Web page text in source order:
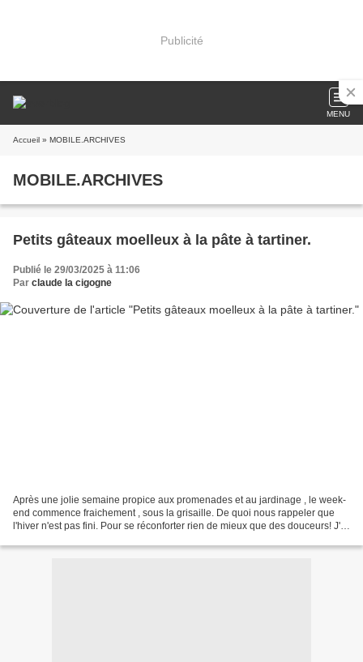
Publicité
MENU
Accueil » MOBILE.ARCHIVES
MOBILE.ARCHIVES
Petits gâteaux moelleux à la pâte à tartiner.
Publié le 29/03/2025 à 11:06
Par claude la cigogne
Après une jolie semaine propice aux promenades et au jardinage , le week-
end commence fraichement , sous la grisaille. De quoi nous rappeler que
l'hiver n'est pas fini. Pour se réconforter rien de mieux que des douceurs! J'ai